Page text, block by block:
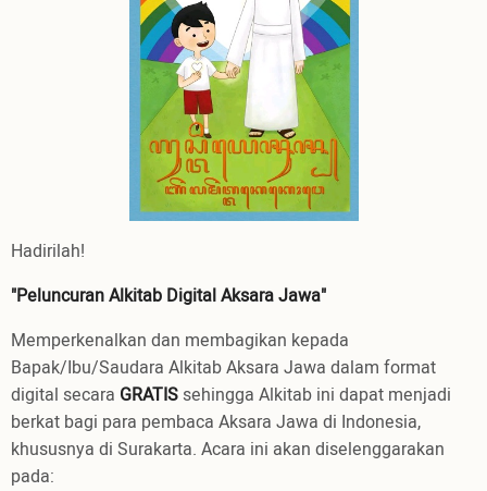
Hadirilah!
"Peluncuran Alkitab Digital Aksara Jawa"
Memperkenalkan dan membagikan kepada
Bapak/Ibu/Saudara Alkitab Aksara Jawa dalam format
digital secara GRATISsehingga Alkitab ini dapat menjadi
berkat bagi para pembaca Aksara Jawa di Indonesia,
khususnya di Surakarta. Acara ini akan diselenggarakan
pada: